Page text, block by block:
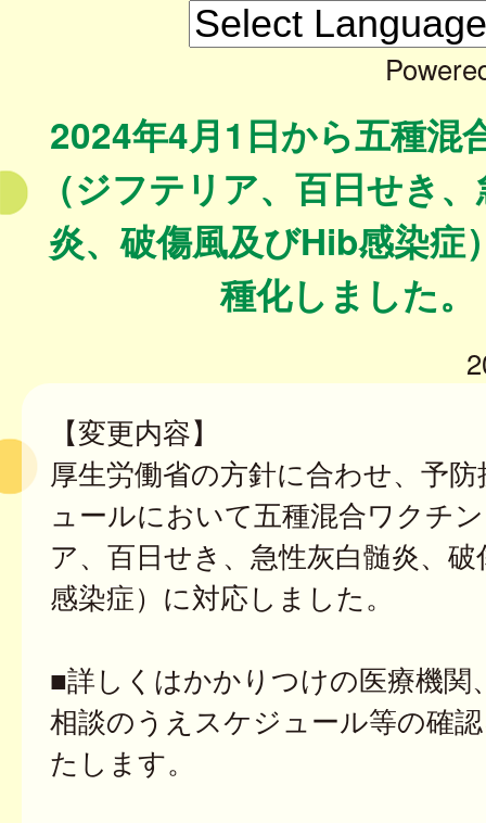
2024年4月1日から五種混
（ジフテリア、百日せき
炎、破傷風及びHib感染症
種化しました。
【変更内容】
厚生労働省の方針に合わせ、予
ュールにおいて五種混合ワクチ
ア、百日せき、急性灰白髄炎、
感染症）に対応しました。
■詳しくはかかりつけの医療機関
相談のうえスケジュール等の確
たします。